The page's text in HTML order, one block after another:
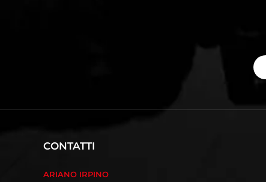
CONTATTI
ARIANO IRPINO